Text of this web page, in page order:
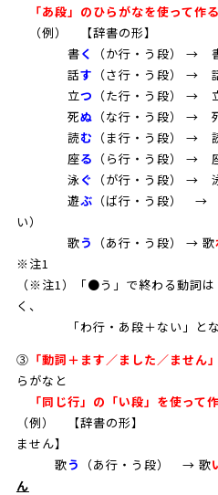
「あ段」のひらがなを使って作る
（例） 【辞書の形】 【
書く （か行・う段） →
話す （さ行・う段） →
立つ （た行・う段） →
死ぬ （な行・う段） →
読む （ま行・う段） →
座る （ら行・う段） →
泳 ぐ （が行・う段） →
遊ぶ （ば行・う段） →
い）
歌う （あ行・う段） → 歌
※注1
（※注1）「●う」で終わる動詞
く、
「わ行・あ段＋ない」となる
③ 「動詞＋ます／ました／ません
らがなと
「同じ行」の「い段」を使って
（例） 【辞書の形】 【
ません】
歌う （あ行・う段） → 歌
ん